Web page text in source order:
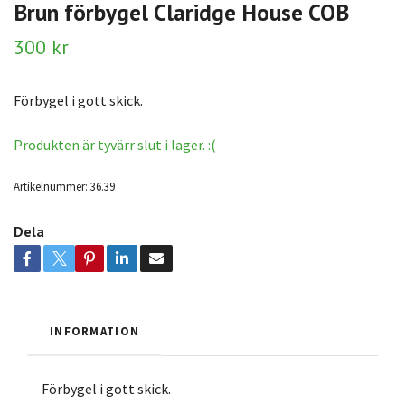
Brun förbygel Claridge House COB
300 kr
Förbygel i gott skick.
Produkten är tyvärr slut i lager. :(
Artikelnummer: 36.39
Dela
INFORMATION
Förbygel i gott skick.